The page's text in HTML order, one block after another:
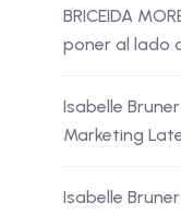
BRICEIDA
poner al lado
Isabelle Bruner
Marketing
Isabelle Bruner